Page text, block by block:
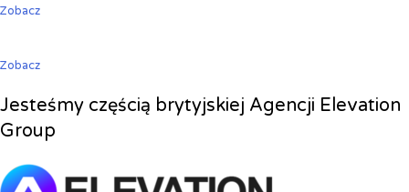
Zobacz
Zobacz
Jesteśmy częścią brytyjskiej Agencji Elevation
Group